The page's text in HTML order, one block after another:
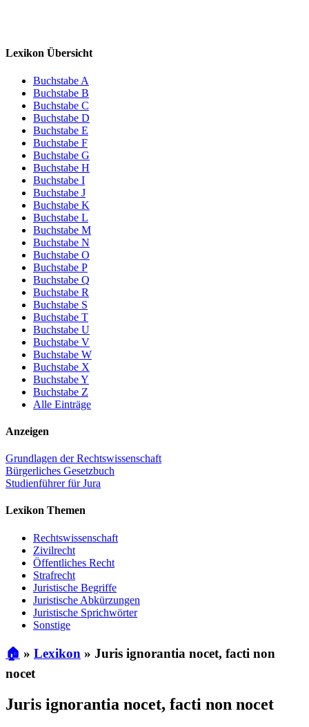
Lexikon Übersicht
Buchstabe A
Buchstabe B
Buchstabe C
Buchstabe D
Buchstabe E
Buchstabe F
Buchstabe G
Buchstabe H
Buchstabe I
Buchstabe J
Buchstabe K
Buchstabe L
Buchstabe M
Buchstabe N
Buchstabe O
Buchstabe P
Buchstabe Q
Buchstabe R
Buchstabe S
Buchstabe T
Buchstabe U
Buchstabe V
Buchstabe W
Buchstabe X
Buchstabe Y
Buchstabe Z
Alle Einträge
Anzeigen
Grundlagen der Rechtswissenschaft
Bürgerliches Gesetzbuch
Studienführer für Jura
Lexikon Themen
Rechtswissenschaft
Zivilrecht
Öffentliches Recht
Strafrecht
Juristische Begriffe
Juristische Abkürzungen
Juristische Sprichwörter
Sonstige
🏠 » Lexikon » Juris ignorantia nocet, facti non
nocet
Juris ignorantia nocet, facti non nocet